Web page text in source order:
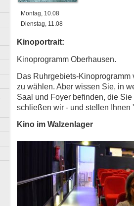
Montag, 10.08
Dienstag, 11.08
Kinoportrait:
Kinoprogramm Oberhausen.
Das Ruhrgebiets-
zu wählen. Aber wissen Sie, in
Saal und Foyer befinden, die
schließen wir - und stellen Ihnen
Kino im Walzenlager